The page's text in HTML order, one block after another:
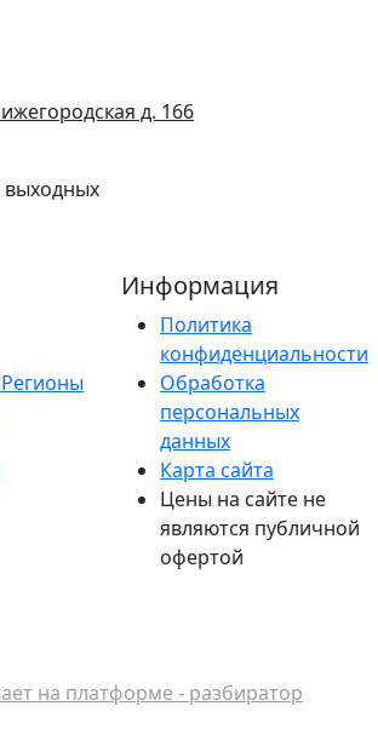
д. 166
выходных
Информация
Политика
конфиденциальности
Обработка
персональных
данных
Карта сайта
Цены на сайте не
являются публичной
офертой
на платформе - разбиратор